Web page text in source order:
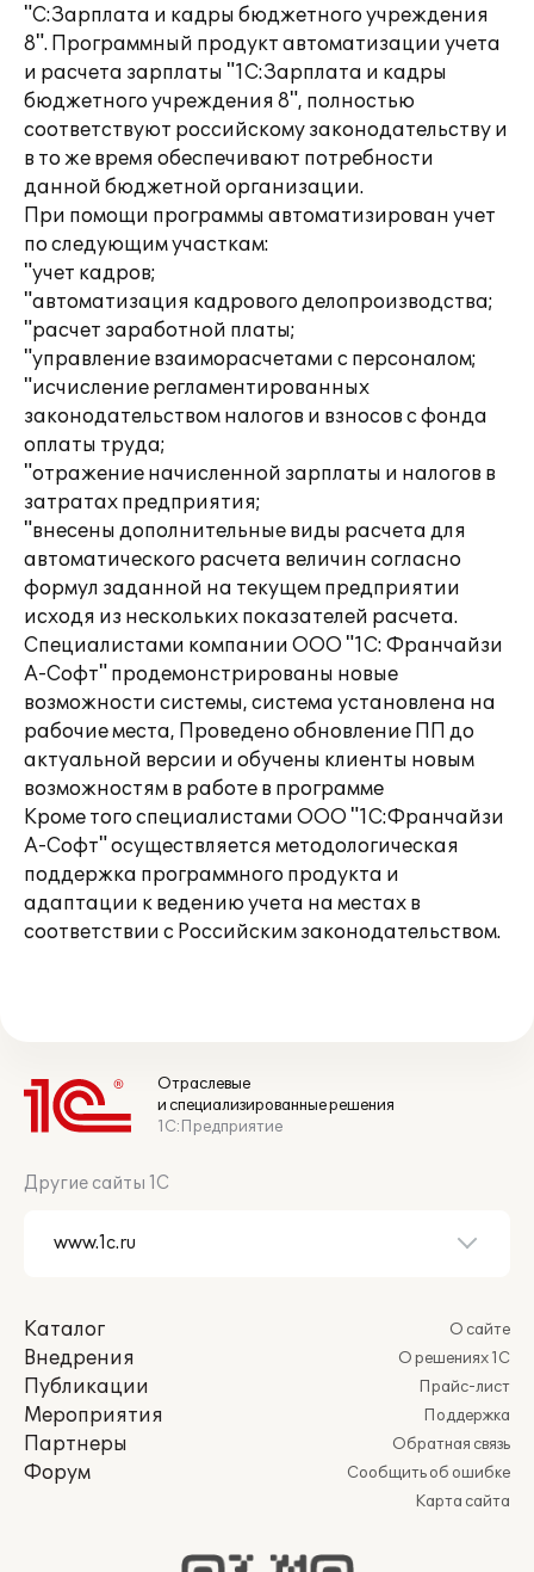
"С:Зарплата и кадры бюджетного учреждения
8". Программный продукт автоматизации учета
и расчета зарплаты "1С:Зарплата и кадры
бюджетного учреждения 8", полностью
соответствуют российскому законодательству и
в то же время обеспечивают потребности
данной бюджетной организации.
При помощи программы автоматизирован учет
по следующим участкам:
"учет кадров;
"автоматизация кадрового делопроизводства;
"расчет заработной платы;
"управление взаиморасчетами с персоналом;
"исчисление регламентированных
законодательством налогов и взносов с фонда
оплаты труда;
"отражение начисленной зарплаты и налогов в
затратах предприятия;
"внесены дополнительные виды расчета для
автоматического расчета величин согласно
формул заданной на текущем предприятии
исходя из нескольких показателей расчета.
Специалистами компании ООО "1С: Франчайзи
А-Софт" продемонстрированы новые
возможности системы, система установлена на
рабочие места, Проведено обновление ПП до
актуальной версии и обучены клиенты новым
возможностям в работе в программе
Кроме того специалистами ООО "1С:Франчайзи
А-Софт" осуществляется методологическая
поддержка программного продукта и
адаптации к ведению учета на местах в
соответствии с Российским законодательством.
Отраслевые
и специализированные решения
1С:Предприятие
Другие сайты 1С
Каталог
Внедрения
Публикации
Мероприятия
Партнеры
Форум
О сайте
О решениях 1С
Прайс-лист
Поддержка
Обратная связь
Сообщить об ошибке
Карта сайта